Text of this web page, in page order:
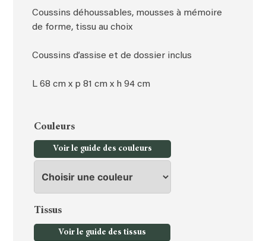
Coussins déhoussables, mousses à mémoire
de forme, tissu au choix
Coussins d’assise et de dossier inclus
L 68 cm x p 81 cm x h 94 cm
Couleurs
Voir le guide des couleurs
Tissus
Voir le guide des tissus